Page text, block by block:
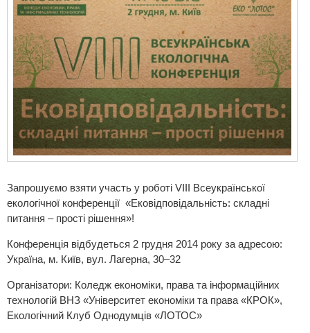
Запрошуємо взяти участь у роботі VІII Всеукраїнської
екологічної конференції «Ековідповідальність: складні
питання – прості рішення»!
Конференція відбудеться 2 грудня 2014 року за адресою:
Україна, м. Київ, вул. Лагерна, 30–32
Організатори: Коледж економіки, права та інформаційних
технологій ВНЗ «Університет економіки та права «КРОК»,
Екологічний Клуб Однодумців «ЛОТОС»